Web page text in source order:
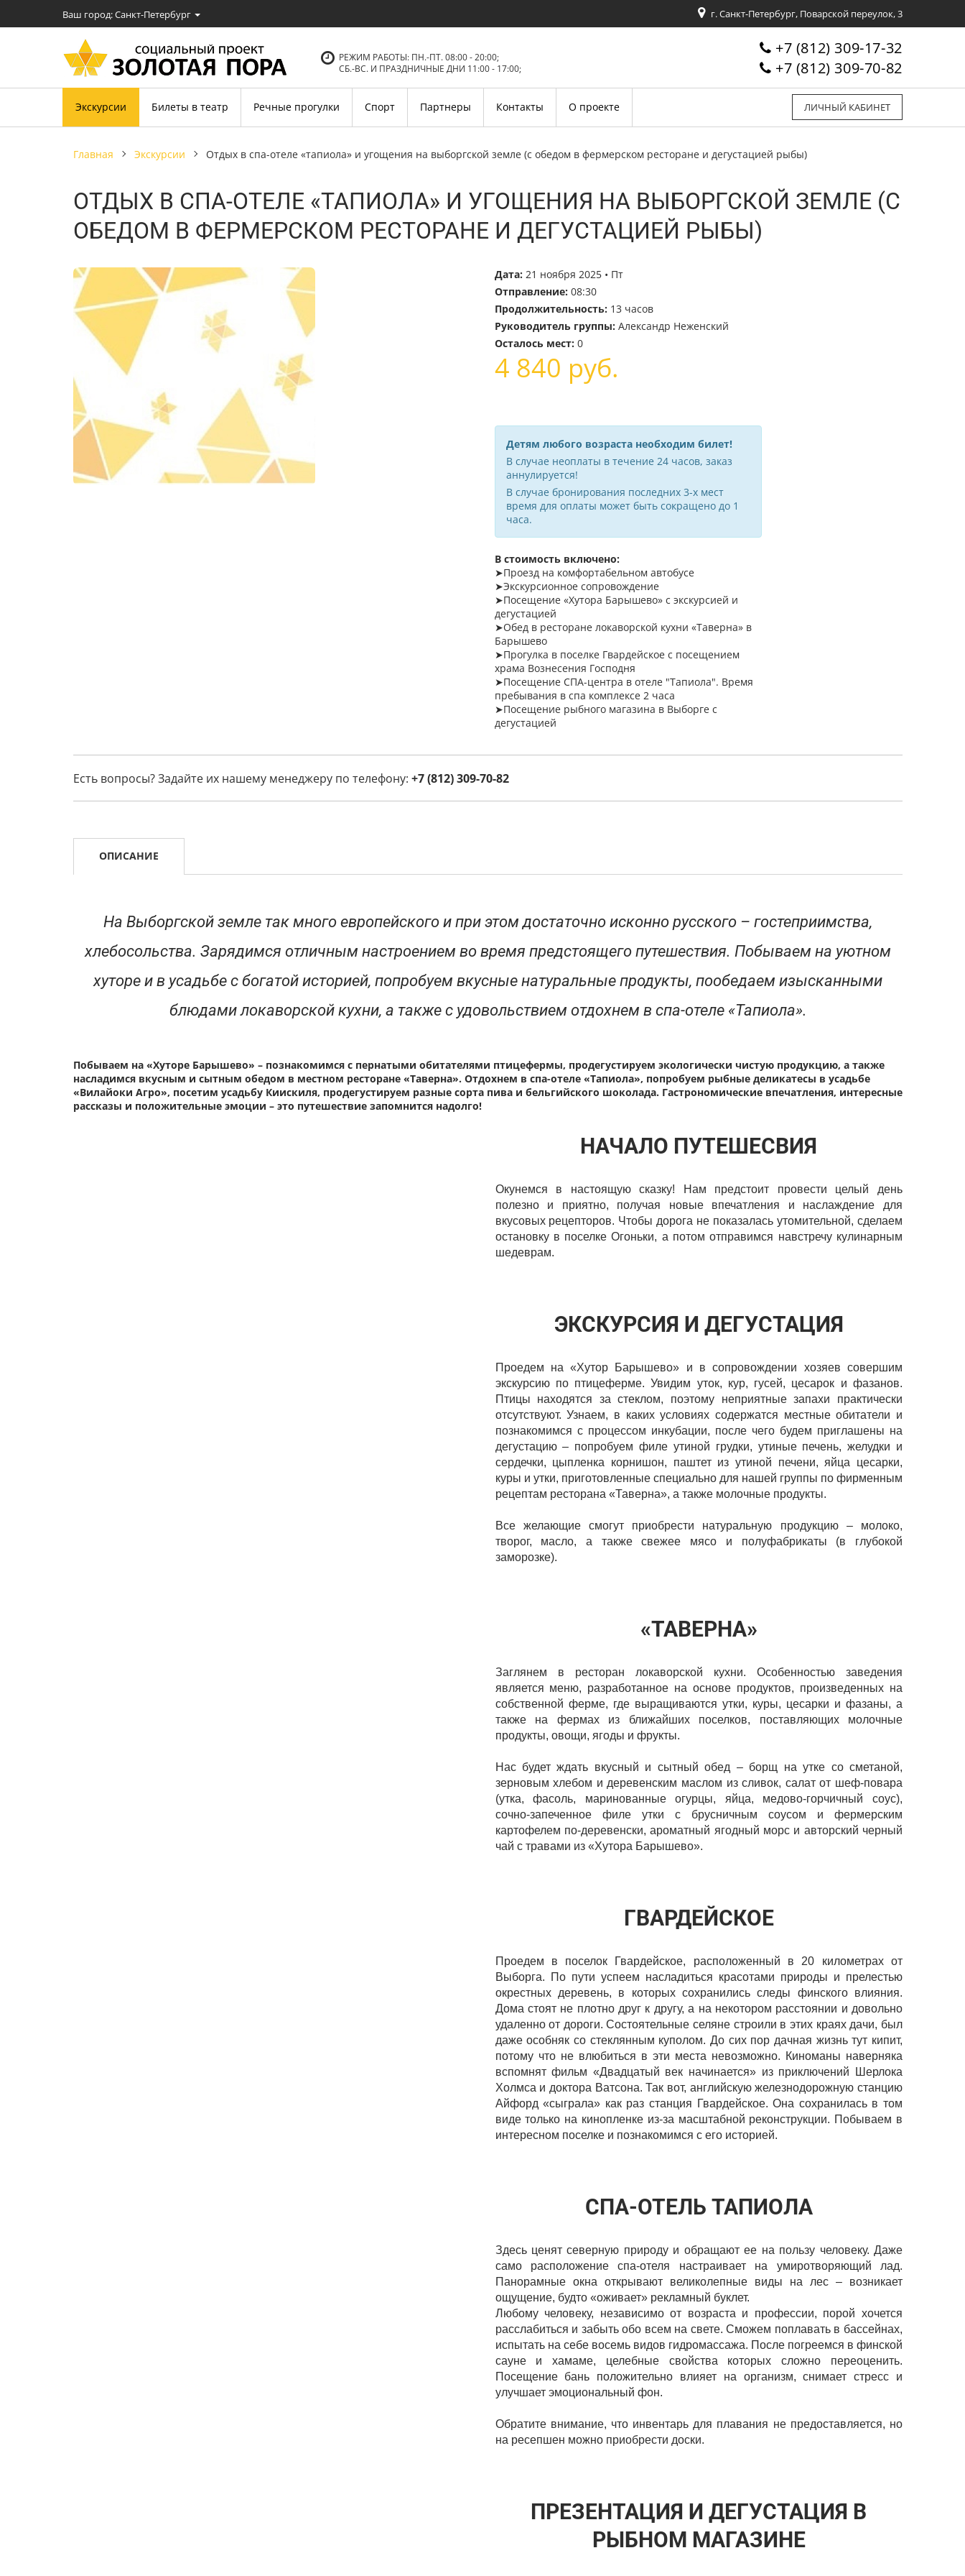
Ваш город: Cанкт-Петербург г. Санкт-Петербург, Поварской переулок, 3
+7 (812) 309-17-32
+7 (812) 309-70-82
РЕЖИМ РАБОТЫ: ПН.-ПТ. 08:00 - 20:00;
СБ.-ВC. И ПРАЗДНИЧНЫЕ ДНИ 11:00 - 17:00;
ЛИЧНЫЙ КАБИНЕТ
Экскурсии Билеты в театр Речные прогулки Спорт Партнеры Контакты О проекте
главная экскурсии отдых в спа-отеле «тапиола» и угощения на выборгской земле (с обедом в фермерском ресторане и дегустацией рыбы)
ОТДЫХ В СПА-ОТЕЛЕ «ТАПИОЛА» И УГОЩЕНИЯ НА ВЫБОРГСКОЙ ЗЕМЛЕ (С
ОБЕДОМ В ФЕРМЕРСКОМ РЕСТОРАНЕ И ДЕГУСТАЦИЕЙ РЫБЫ)
Дата: 21 ноября 2025 • Пт
Отправление: 08:30
Продолжительность: 13 часов
Руководитель группы: Александр Неженский
Осталось мест:0
4 840 руб.
Детям любого возраста необходим билет!
В случае неоплаты в течение 24 часов, заказ
аннулируется!
В случае бронирования последних 3-х мест
время для оплаты может быть сокращено до 1
часа.
В стоимость включено:
➤Проезд на комфортабельном автобусе
➤Экскурсионное сопровождение
➤Посещение «Хутора Барышево» с экскурсией и
дегустацией
➤Обед в ресторане локаворской кухни «Таверна» в
Барышево
➤Прогулка в поселке Гвардейское с посещением
храма Вознесения Господня
➤Посещение СПА-центра в отеле "Тапиола". Время
пребывания в спа комплексе 2 часа
➤Посещение рыбного магазина в Выборге с
дегустацией
Есть вопросы? Задайте их нашему менеджеру по телефону: +7 (812) 309-70-82
ОПИСАНИЕ
На Выборгской земле так много европейского и при этом достаточно исконно русского – гостеприимства,
хлебосольства. Зарядимся отличным настроением во время предстоящего путешествия. Побываем на уютном
хуторе и в усадьбе с богатой историей, попробуем вкусные натуральные продукты, пообедаем изысканными
блюдами локаворской кухни, а также с удовольствием отдохнем в спа-отеле «Тапиола».
Побываем на «Хуторе Барышево» – познакомимся с пернатыми обитателями птицефермы, продегустируем экологически чистую продукцию, а также
насладимся вкусным и сытным обедом в местном ресторане «Таверна». Отдохнем в спа-отеле «Тапиола», попробуем рыбные деликатесы в усадьбе
«Вилайоки Агро», посетим усадьбу Киискиля, продегустируем разные сорта пива и бельгийского шоколада. Гастрономические впечатления, интересные
рассказы и положительные эмоции – это путешествие запомнится надолго!
НАЧАЛО ПУТЕШЕСВИЯ
Окунемся в настоящую сказку! Нам предстоит провести целый день
полезно и приятно, получая новые впечатления и наслаждение для
вкусовых рецепторов. Чтобы дорога не показалась утомительной, сделаем
остановку в поселке Огоньки, а потом отправимся навстречу кулинарным
шедеврам.
ЭКСКУРСИЯ И ДЕГУСТАЦИЯ
Проедем на «Хутор Барышево» и в сопровождении хозяев совершим
экскурсию по птицеферме. Увидим уток, кур, гусей, цесарок и фазанов.
Птицы находятся за стеклом, поэтому неприятные запахи практически
отсутствуют. Узнаем, в каких условиях содержатся местные обитатели и
познакомимся с процессом инкубации, после чего будем приглашены на
дегустацию – попробуем филе утиной грудки, утиные печень, желудки и
сердечки, цыпленка корнишон, паштет из утиной печени, яйца цесарки,
куры и утки, приготовленные специально для нашей группы по фирменным
рецептам ресторана «Таверна», а также молочные продукты.
Все желающие смогут приобрести натуральную продукцию – молоко,
творог, масло, а также свежее мясо и полуфабрикаты (в глубокой
заморозке).
«ТАВЕРНА»
Заглянем в ресторан локаворской кухни. Особенностью заведения
является меню, разработанное на основе продуктов, произведенных на
собственной ферме, где выращиваются утки, куры, цесарки и фазаны, а
также на фермах из ближайших поселков, поставляющих молочные
продукты, овощи, ягоды и фрукты.
Нас будет ждать вкусный и сытный обед – борщ на утке со сметаной,
зерновым хлебом и деревенским маслом из сливок, салат от шеф-повара
(утка, фасоль, маринованные огурцы, яйца, медово-горчичный соус),
сочно-запеченное филе утки с брусничным соусом и фермерским
картофелем по-деревенски, ароматный ягодный морс и авторский черный
чай с травами из «Хутора Барышево».
ГВАРДЕЙСКОЕ
Проедем в поселок Гвардейское, расположенный в 20 километрах от
Выборга. По пути успеем насладиться красотами природы и прелестью
окрестных деревень, в которых сохранились следы финского влияния.
Дома стоят не плотно друг к другу, а на некотором расстоянии и довольно
удаленно от дороги. Состоятельные селяне строили в этих краях дачи, был
даже особняк со стеклянным куполом. До сих пор дачная жизнь тут кипит,
потому что не влюбиться в эти места невозможно. Киноманы наверняка
вспомнят фильм «Двадцатый век начинается» из приключений Шерлока
Холмса и доктора Ватсона. Так вот, английскую железнодорожную станцию
Айфорд «сыграла» как раз станция Гвардейское. Она сохранилась в том
виде только на кинопленке из-за масштабной реконструкции. Побываем в
интересном поселке и познакомимся с его историей.
СПА-ОТЕЛЬ ТАПИОЛА
Здесь ценят северную природу и обращают ее на пользу человеку. Даже
само расположение спа-отеля настраивает на умиротворяющий лад.
Панорамные окна открывают великолепные виды на лес – возникает
ощущение, будто «оживает» рекламный буклет.
Любому человеку, независимо от возраста и профессии, порой хочется
расслабиться и забыть обо всем на свете. Сможем поплавать в бассейнах,
испытать на себе восемь видов гидромассажа. После погреемся в финской
сауне и хамаме, целебные свойства которых сложно переоценить.
Посещение бань положительно влияет на организм, снимает стресс и
улучшает эмоциональный фон.
Обратите внимание, что инвентарь для плавания не предоставляется, но
на ресепшен можно приобрести доски.
ПРЕЗЕНТАЦИЯ И ДЕГУСТАЦИЯ В
РЫБНОМ МАГАЗИНЕ